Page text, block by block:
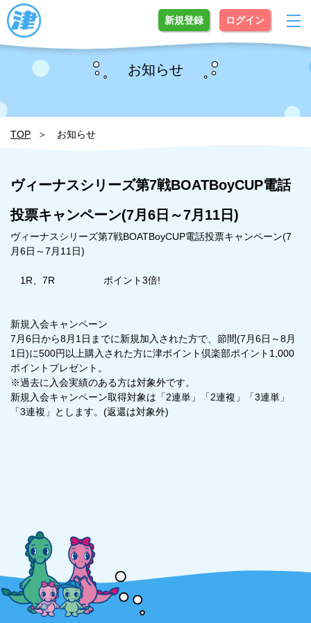
新規登録 ログイン
お知らせ
TOP お知らせ
ヴィーナスシリーズ第7戦BOATBoyCUP電話
投票キャンペーン(7月6日～7月11日)
ヴィーナスシリーズ第7戦BOATBoyCUP電話投票キャンペーン(7
月6日～7月11日)
1R、7R ポイント3倍!
新規入会キャンペーン
7月6日から8月1日までに新規加入された方で、節間(7月6日～8月
1日)に500円以上購入された方に津ポイント倶楽部ポイント1,000
ポイントプレゼント。
※過去に入会実績のある方は対象外です。
新規入会キャンペーン取得対象は「2連単」「2連複」「3連単」
「3連複」とします。(返還は対象外)